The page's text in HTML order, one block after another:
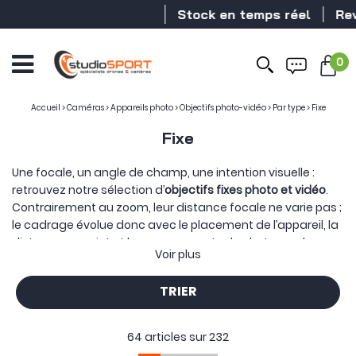
Stock en temps réel Revendeur
0
Accueil >Caméras>Appareils photo>Objectifs photo-vidéo> Par type> Fixe
Fixe
Une focale, un angle de champ, une intention visuelle :
retrouvez notre sélection d’objectifs fixes photo et vidéo.
Contrairement au zoom, leur distance focale ne varie pas ;
le cadrage évolue donc avec le placement de l’appareil, la
distance au sujet et les mouvements du photographe ou
De l’ultra grand-angle au super-téléobjectif, la focale fixe
peut privilégier la luminosité, la compacité, la proximité
35 et 50 mm accompagnent notamment le paysage, le
reportage et la photographie quotidienne, tandis que les
Voir plus
TRIER
64 articles sur232